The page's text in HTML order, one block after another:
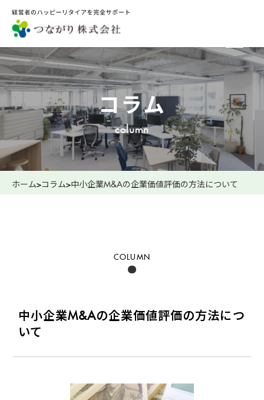
コラム
column
ホーム コラム 中小企業M&Aの企業価値評価の方法について
中小企業M&Aの企業価値評価の方法につ
いて
COLUMN